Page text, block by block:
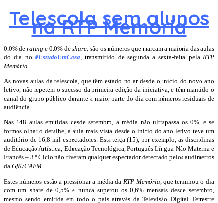
Telescola sem alunos
na RTP Memória
0,0% de rating e 0,0% de share , são os números que marcam a maioria das aulas
do dia no #EstudoEmCasa , transmitido de segunda a sexta-feira pela RTP
Memória
As novas aulas da telescola, que têm estado no ar desde o início do novo ano
letivo, não repetem o sucesso da primeira edição da iniciativa, e têm mantido o
canal do grupo público durante a maior parte do dia com números residuais de
audiência.
Nas 148 aulas emitidas desde setembro, a média não ultrapassa os 0%, e se
formos olhar o detalhe, a aula mais vista desde o início do ano letivo teve um
auditório de 16,8 mil espectadores. Esta terça (15), por exemplo, as disciplinas
de Educação Artística, Educação Tecnológica, Português Língua Não Materna e
Francês – 3.º Ciclo não tiveram qualquer espectador detectado pelos audímetros
da GfK/CAEM.
Estes números estão a pressionar a média da RTP Memória , que terminou o dia
com um share de 0,5% e nunca superou os 0,6% mensais desde setembro,
mesmo sendo emitida em todo o país através da Televisão Digital Terrestre